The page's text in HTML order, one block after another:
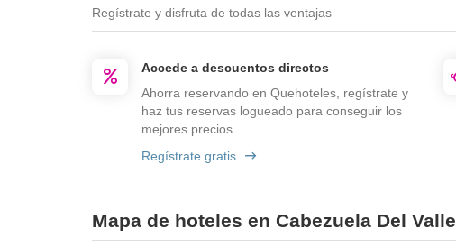
Regístrate y disfruta de todas las ventajas
Accede a descuentos directos
Ahorra reservando en Quehoteles, regístrate y
haz tus reservas logueado para conseguir los
mejores precios.
Regístrate gratis
Mapa de hoteles en Cabezuela Del Valle